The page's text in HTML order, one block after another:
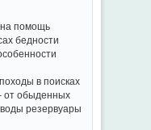
на помощь
бедности
в поисках
от обыденных
резервуары